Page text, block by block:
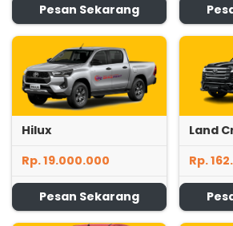
Pesan Sekarang
Hilux
Rp. 19.000.000
Pesan Sekarang
Land
Rp.